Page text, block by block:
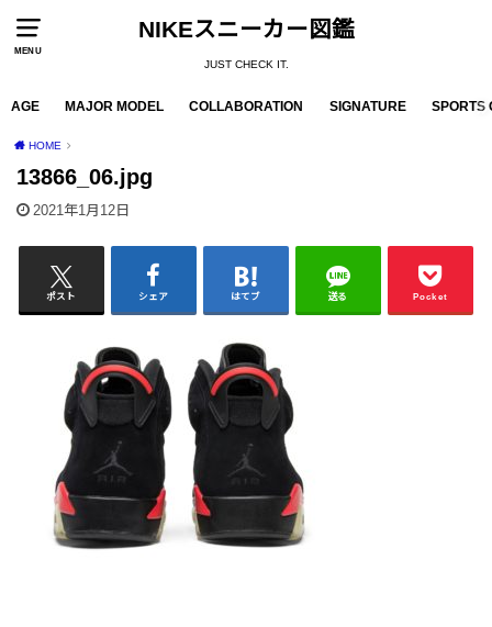
MENU
NIKEスニーカー図鑑
JUST CHECK IT.
AGE MAJOR MODEL COLLABORATION SIGNATURE SPORTS
HOME
13866_06.jpg
2021年1月12日
ポスト シェア はてブ 送る Pocket